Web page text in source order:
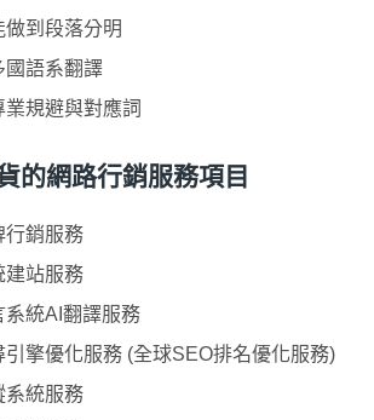
到段落分明
國語系翻譯
規避與對應詞
的網路行銷服務項目
行銷服務
建站服務
系統AI翻譯服務
引擎優化服務 (全球SEO排名優化服務)
系統服務